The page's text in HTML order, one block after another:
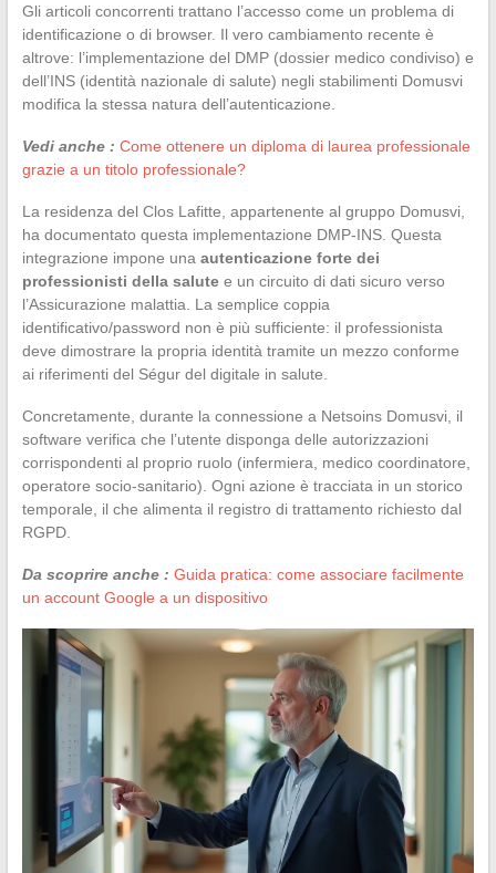
Gli articoli concorrenti trattano l’accesso come un problema di
identificazione o di browser. Il vero cambiamento recente è
altrove: l’implementazione del DMP (dossier medico condiviso) e
dell’INS (identità nazionale di salute) negli stabilimenti Domusvi
modifica la stessa natura dell’autenticazione.
Vedi anche : Come ottenere un diploma di laurea professionale
grazie a un titolo professionale?
La residenza del Clos Lafitte, appartenente al gruppo Domusvi,
ha documentato questa implementazione DMP-INS. Questa
integrazione impone una autenticazione forte dei
professionisti della salutee un circuito di dati sicuro verso
l’Assicurazione malattia. La semplice coppia
identificativo/password non è più sufficiente: il professionista
deve dimostrare la propria identità tramite un mezzo conforme
ai riferimenti del Ségur del digitale in salute.
Concretamente, durante la connessione a Netsoins Domusvi, il
software verifica che l’utente disponga delle autorizzazioni
corrispondenti al proprio ruolo (infermiera, medico coordinatore,
operatore socio-sanitario). Ogni azione è tracciata in un storico
temporale, il che alimenta il registro di trattamento richiesto dal
RGPD.
Da scoprire anche : Guida pratica: come associare facilmente
un account Google a un dispositivo